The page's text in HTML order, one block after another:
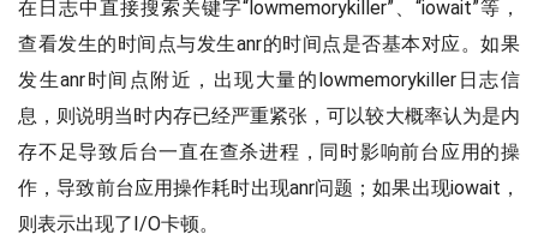
在日志中直接搜索关键字“lowmemorykiller”、“iowait”等，
查看发生的时间点与发生anr的时间点是否基本对应。如果
发生anr时间点附近，出现大量的lowmemorykiller日志信
息，则说明当时内存已经严重紧张，可以较大概率认为是内
存不足导致后台一直在查杀进程，同时影响前台应用的操
作，导致前台应用操作耗时出现anr问题；如果出现iowait，
则表示出现了I/O卡顿。